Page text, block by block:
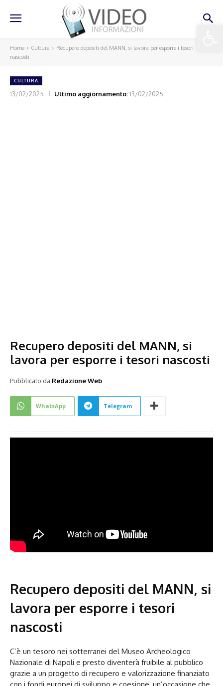
Home Cultura
Recupero depositi del MANN, si lavora per esporre i tesori
nascosti
CULTURA
13/02/2025 Ultimo aggiornamento:13/02/2025
Recupero depositi del MANN, si
lavora per esporre i tesori nascosti
Pubblicato da Redazione Web
WhatsApp Telegram
Recupero depositi del MANN, si
lavora per esporre i tesori
nascosti
C’è un tesoro nei sotterranei del Museo Archeologico
Nazionale di Napoli e presto diventerà fruibile al pubblico
grazie a un progetto di recupero e valorizzazione finanziato